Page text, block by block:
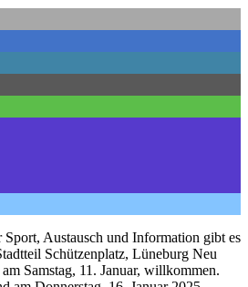
Austausch und Information gibt es
Schützenplatz, Lüneburg Neu
Samstag, 11. Januar, willkommen.